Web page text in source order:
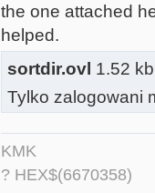
the one attached
helped.
sortdir.ovl 1.52
Tylko zalogowani
KMK
? HEX$(6670358)